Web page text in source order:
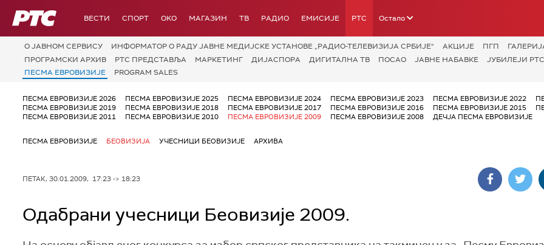
РТС ВЕСТИ СПОРТ OKO МАГАЗИН ТВ РАДИО ЕМИСИЈЕ РТС Остало
О JАВНОМ СЕРВИСУ ИНФОРМАТОР О РАДУ ЈАВНЕ МЕДИЈСКЕ УСТАНОВЕ „РАДИО-ТЕЛЕВИЗИЈА СРБИЈЕ“ АКЦИЈЕ ПГП
ПРОГРАМСКИ АРХИВ
РТС ПРЕДСТАВЉА МАРКЕТИНГ ДИЈАСПОРА ДИГИТАЛНА ТВ ПОСАО ЈАВНЕ НАБАВКЕ ЈУБИЛЕЈИ
ПЕСМА ЕВРОВИЗИЈЕ
PROGRAM SALES
ПЕСМА ЕВРОВИЗИЈЕ 2026 ПЕСМА ЕВРОВИЗИЈЕ 2025 ПЕСМА ЕВРОВИЗИЈЕ 2024 ПЕСМА ЕВРОВИЗИЈЕ 2023 ПЕСМА ЕВРОВИЗИЈЕ 2022
ПЕСМА ЕВРОВИЗИЈЕ 2019
ПЕСМА ЕВРОВИЗИЈЕ 2018 ПЕСМА ЕВРОВИЗИЈЕ 2017 ПЕСМА ЕВРОВИЗИЈЕ 2016 ПЕСМА ЕВРОВИЗИЈЕ 2015
ПЕСМА ЕВРОВИЗИЈЕ 2011
ПЕСМА ЕВРОВИЗИЈЕ 2010 ПЕСМА ЕВРОВИЗИЈЕ 2009 ПЕСМА ЕВРОВИЗИЈЕ 2008 ДЕЧЈА ПЕСМА ЕВРОВИЗИЈЕ
ПЕСМА ЕВРОВИЗИЈЕ БЕОВИЗИЈА УЧЕСНИЦИ БЕОВИЗИЈЕ АРХИВА
ПЕТАК, 30.01.2009, 17:23 -> 18:23
Одабрани учесници Беовизије 2009.